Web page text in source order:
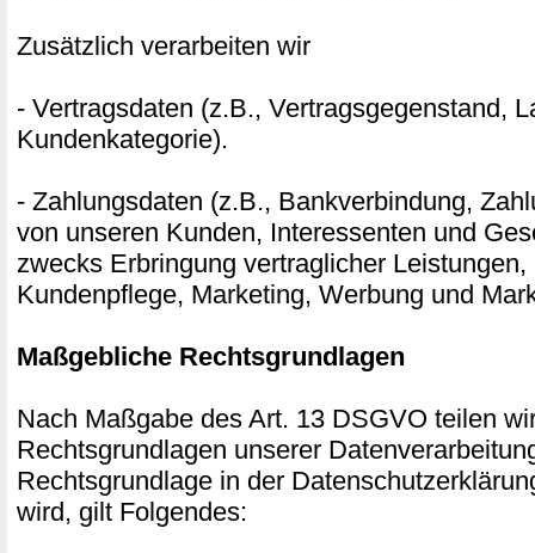
Zusätzlich verarbeiten wir
- Vertragsdaten (z.B., Vertragsgegenstand,
Kundenkategorie).
- Zahlungsdaten (z.B., Bankverbindung,
von unseren Kunden, Interessenten und
zwecks Erbringung vertraglicher
Kundenpflege, Marketing, Werbung und
Maßgebliche Rechtsgrundlagen
Nach Maßgabe des Art. 13 DSGVO teilen
Rechtsgrundlagen unserer
Rechtsgrundlage in der
wird, gilt Folgendes: